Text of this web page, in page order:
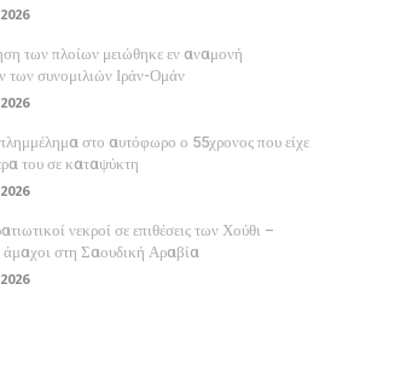
των πλοίων μειώθηκε εν αναμονή
των συνομιλιών Ιράν-Ομάν
στο αυτόφωρο ο 55χρονος που είχε
του σε καταψύκτη
νεκροί σε επιθέσεις των Χούθι –
άμαχοι στη Σαουδική Αραβία